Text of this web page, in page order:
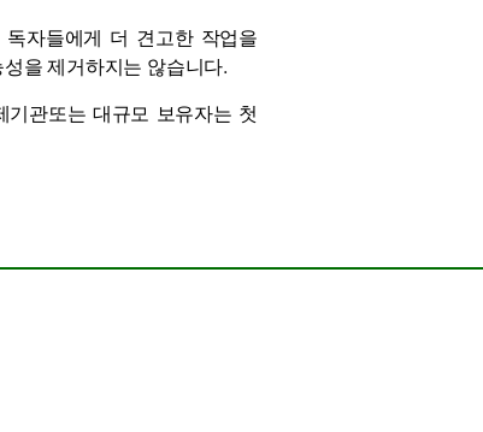
자들에게 더 견고한 작업을
을 제거하지는 않습니다.
기관또는 대규모 보유자는 첫